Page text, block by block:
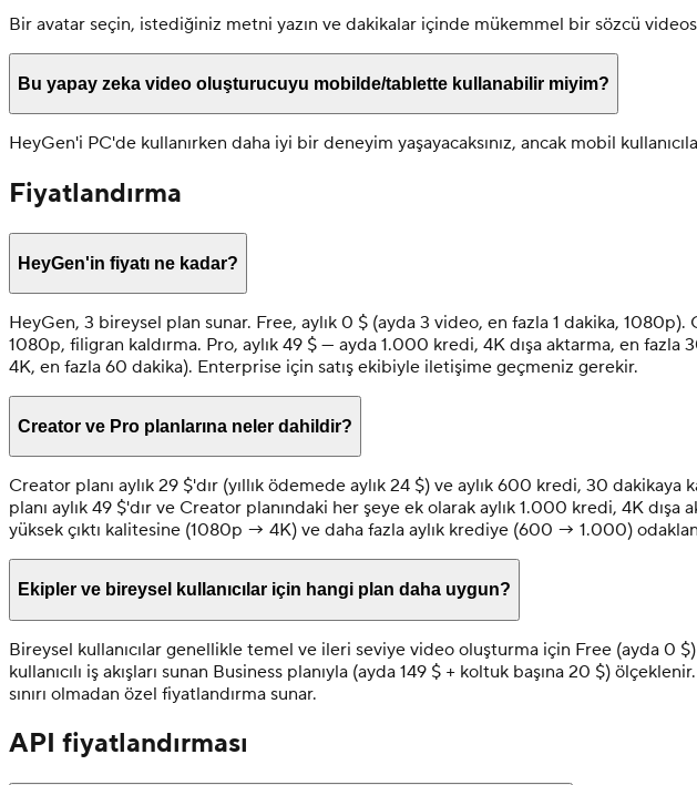
Bir avatar seçin, istediğiniz metni yazın ve dakikalar içinde mükemmel bir sözcü
Bu yapay zeka video oluşturucuyu mobilde/tablette kullanabilir miyim?
HeyGen'i PC'de kullanırken daha iyi bir deneyim yaşayacaksınız, ancak mobil
Fiyatlandırma
HeyGen'in fiyatı ne kadar?
HeyGen, 3 bireysel plan sunar. Free, aylık 0 $ (ayda 3 video, en fazla 1 dakika,
1080p, filigran kaldırma. Pro, aylık 49 $ — ayda 1.000 kredi, 4K dışa aktarma, en
4K, en fazla 60 dakika). Enterprise için satış ekibiyle iletişime geçmeniz gerekir.
Creator ve Pro planlarına neler dahildir?
Creator planı aylık 29 $'dır (yıllık ödemede aylık 24 $) ve aylık 600 kredi, 30
planı aylık 49 $'dır ve Creator planındaki her şeye ek olarak aylık 1.000 kredi, 4K
yüksek çıktı kalitesine (1080p → 4K) ve daha fazla aylık krediye (600 → 1.000)
Ekipler ve bireysel kullanıcılar için hangi plan daha uygun?
Bireysel kullanıcılar genellikle temel ve ileri seviye video oluşturma için Free (ayda 0
kullanıcılı iş akışları sunan Business planıyla (ayda 149 $ + koltuk başına 20 $)
sınırı olmadan özel fiyatlandırma sunar.
API fiyatlandırması